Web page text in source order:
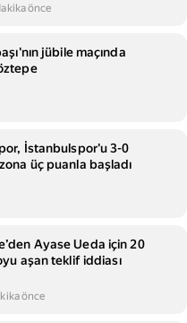
önce
jübile maçında
İstanbulspor'u 3-0
üç puanla başladı
Ayase Ueda için 20
aşan teklif iddiası
önce